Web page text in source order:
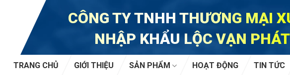
CÔNG TY TNHH THƯƠNG MẠI
NHẬP KHẨU LỘC VẠN PHÁT
TRANG CHỦ GIỚI THIỆU SẢN PHẨM HOẠT ĐỘNG TIN TỨC